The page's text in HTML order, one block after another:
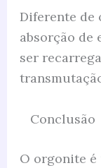
Diferente de
absorção de
ser
Conclusão
O orgonite é